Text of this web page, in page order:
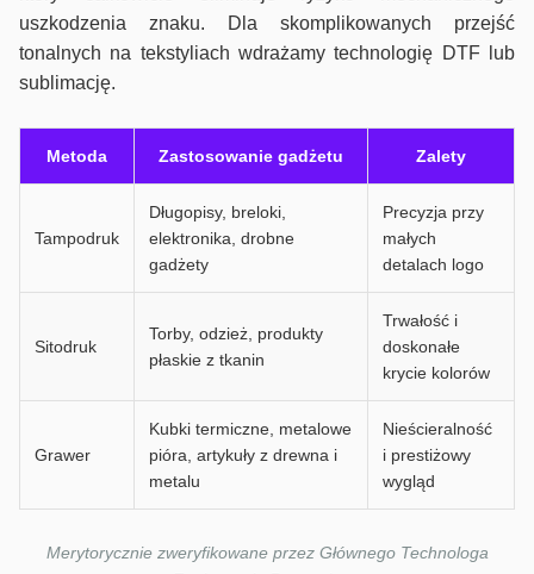
uszkodzenia znaku. Dla skomplikowanych przejść
tonalnych na tekstyliach wdrażamy technologię DTF lub
sublimację.
Metoda Zastosowanie gadżetu Zalety
Tampodruk
Długopisy, breloki,
elektronika, drobne
gadżety
Precyzja przy
małych
detalach logo
Sitodruk
Torby, odzież, produkty
płaskie z tkanin
Trwałość i
doskonałe
krycie kolorów
Grawer
Kubki termiczne, metalowe
pióra, artykuły z drewna i
metalu
Nieścieralność
i prestiżowy
wygląd
Merytorycznie zweryfikowane przez Głównego Technologa